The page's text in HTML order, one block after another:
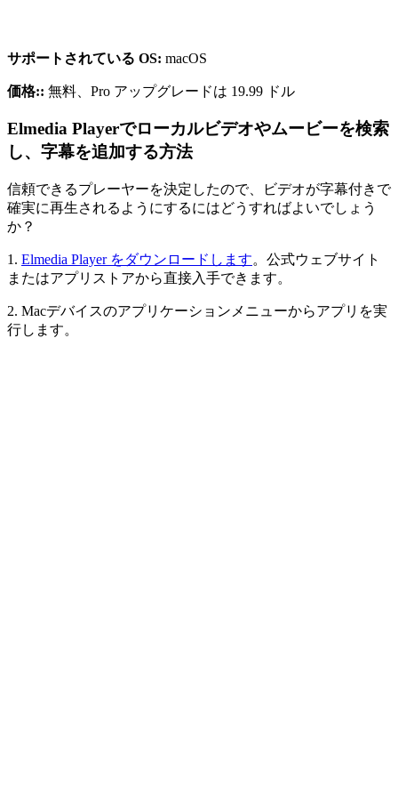
サポートされている OS: macOS
価格:: 無料、Pro アップグレードは 19.99 ドル
Elmedia Playerでローカルビデオやムービーを検索
し、字幕を追加する方法
信頼できるプレーヤーを決定したので、ビデオが字幕付きで
確実に再生されるようにするにはどうすればよいでしょう
か？
1. Elmedia Player をダウンロードします。公式ウェブサイト
またはアプリストアから直接入手できます。
2. Macデバイスのアプリケーションメニューからアプリを実
行します。